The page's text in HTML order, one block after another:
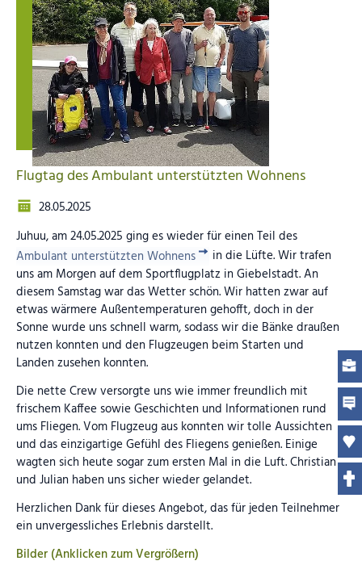
Flugtag des Ambulant unterstützten Wohnens
28.05.2025
Juhuu, am 24.05.2025 ging es wieder für einen Teil des
Ambulant unterstützten Wohnens
in die Lüfte. Wir trafen
uns am Morgen auf dem Sportflugplatz in Giebelstadt. An
diesem Samstag war das Wetter schön. Wir hatten zwar auf
etwas wärmere Außentemperaturen gehofft, doch in der
Sonne wurde uns schnell warm, sodass wir die Bänke draußen
nutzen konnten und den Flugzeugen beim Starten und
Landen zusehen konnten.
Die nette Crew versorgte uns wie immer freundlich mit
frischem Kaffee sowie Geschichten und Informationen rund
ums Fliegen. Vom Flugzeug aus konnten wir tolle Aussichten
und das einzigartige Gefühl des Fliegens genießen. Einige
wagten sich heute sogar zum ersten Mal in die Luft. Christian
und Julian haben uns sicher wieder gelandet.
Herzlichen Dank für dieses Angebot, das für jeden Teilnehmer
ein unvergessliches Erlebnis darstellt.
Bilder (Anklicken zum Vergrößern)